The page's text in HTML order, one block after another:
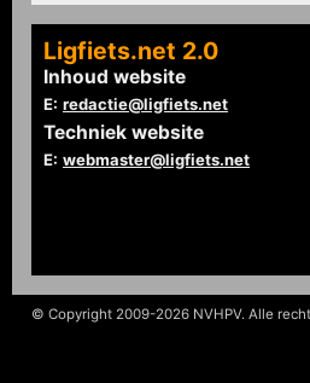
Ligfiets.net 2.0
Inhoud website
E: redactie@ligfiets.net
Techniek website
E: webmaster@ligfiets.net
© Copyright 2009-2026 NVHPV. Alle